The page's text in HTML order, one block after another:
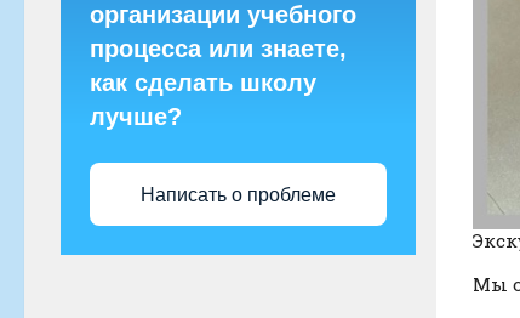
Мы
организации учебного
процесса или знаете,
как сделать школу
лучше?
Написать о проблеме